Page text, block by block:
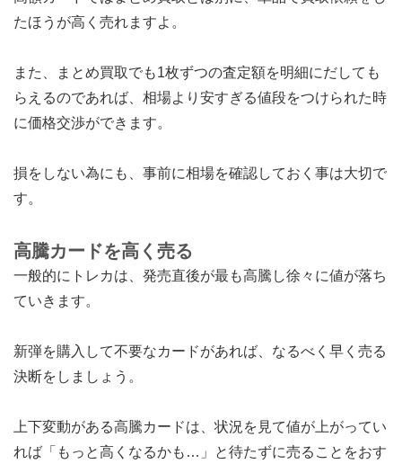
たほうが高く売れますよ。
また、まとめ買取でも1枚ずつの査定額を明細にだしても
らえるのであれば、相場より安すぎる値段をつけられた時
に価格交渉ができます。
損をしない為にも、事前に相場を確認しておく事は大切で
す。
高騰カードを高く売る
一般的にトレカは、発売直後が最も高騰し徐々に値が落ち
ていきます。
新弾を購入して不要なカードがあれば、なるべく早く売る
決断をしましょう。
上下変動がある高騰カードは、状況を見て値が上がってい
れば「もっと高くなるかも…」と待たずに売ることをおす